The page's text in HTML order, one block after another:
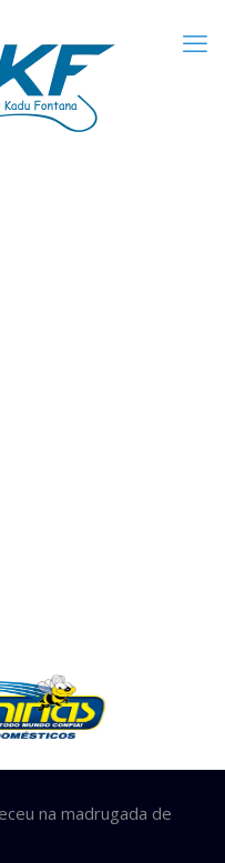
na madrugada de